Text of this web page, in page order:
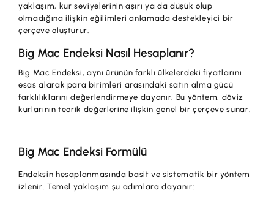
yaklaşım, kur seviyelerinin aşırı ya da düşük olup
olmadığına ilişkin eğilimleri anlamada destekleyici bir
çerçeve oluşturur.
Big Mac Endeksi Nasıl Hesaplanır?
Big Mac Endeksi, aynı ürünün farklı ülkelerdeki fiyatlarını
esas alarak para birimleri arasındaki satın alma gücü
farklılıklarını değerlendirmeye dayanır. Bu yöntem, döviz
kurlarının teorik değerlerine ilişkin genel bir çerçeve sunar.
Big Mac Endeksi Formülü
Endeksin hesaplanmasında basit ve sistematik bir yöntem
izlenir. Temel yaklaşım şu adımlara dayanır: